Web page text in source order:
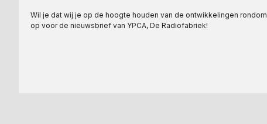
Wil je dat wij je op de hoogte houden van de ontwikkelingen rondom
op voor de nieuwsbrief van YPCA, De Radiofabriek!